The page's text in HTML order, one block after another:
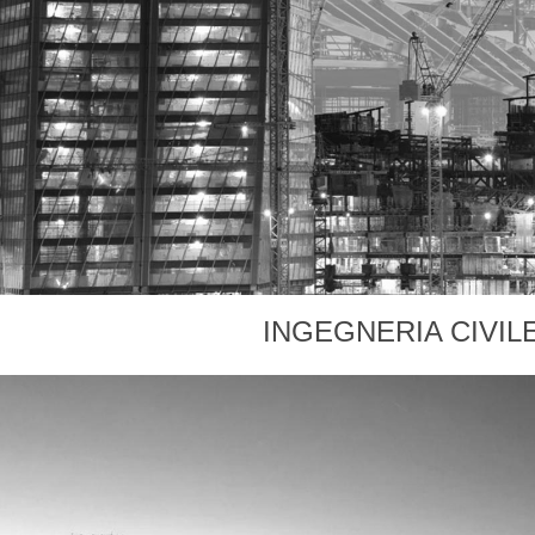
INGEGNERIA